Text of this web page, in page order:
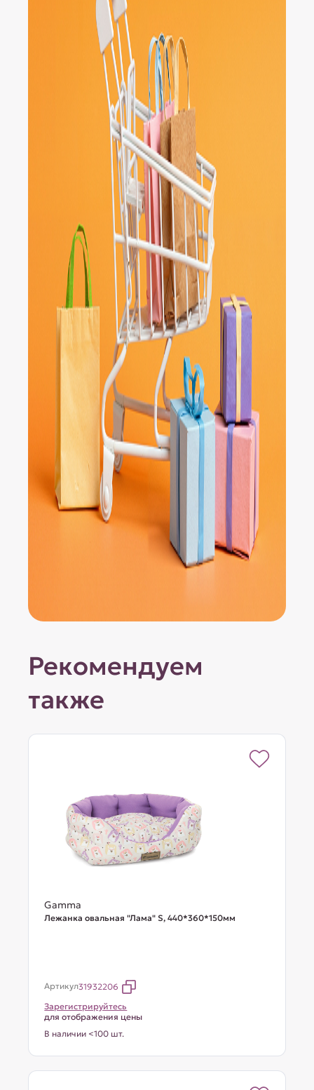
Рекомендуем
также
Gamma
Лежанка овальная "Лама" S, 440*360*150мм
Артикул31932206
Зарегистрируйтесь
для отображения цены
В наличии <100 шт.